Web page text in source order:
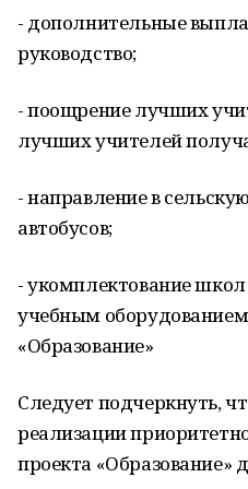
- дополнительные
руководство;
- поощрение лучших
лучших учителей
- направление в
автобусов;
- укомплектование
учебным
«Образование»
Следует подчеркнуть,
реализации
проекта «Образование»